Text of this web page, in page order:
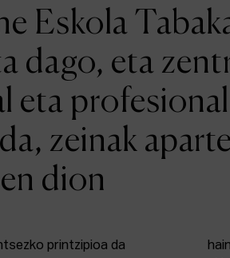
Eskola
dago, eta
eta profesional
zeinak
dion
printzipioa da